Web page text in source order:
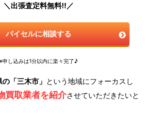
＼出張査定料無料!!／
バイセルに相談する
申し込みは1分以内に楽々完了♪
「三木市」 という地域にフォーカスし
買取業者を紹介させていただきたいと